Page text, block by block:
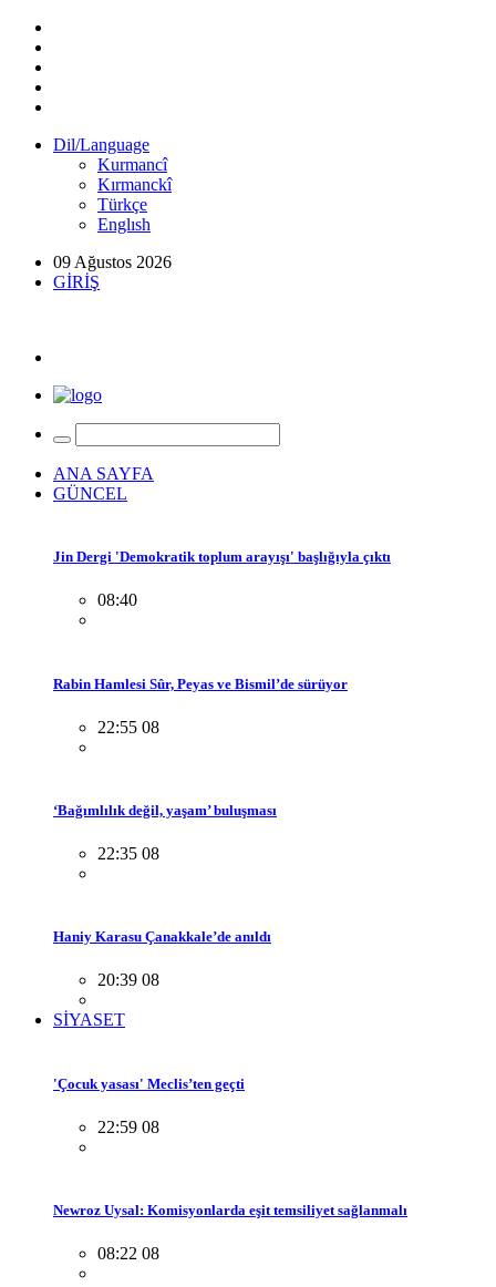
Dil/Language
Kurmancî
Kırmanckî
Türkçe
Englısh
09 Ağustos 2026
GİRİŞ
ANA SAYFA
GÜNCEL
Jin Dergi 'Demokratik toplum arayışı' başlığıyla çıktı
08:40
Rabin Hamlesi Sûr, Peyas ve Bismil’de sürüyor
22:55 08
‘Bağımlılık değil, yaşam’ buluşması
22:35 08
Haniy Karasu Çanakkale’de anıldı
20:39 08
SİYASET
'Çocuk yasası' Meclis’ten geçti
22:59 08
Newroz Uysal: Komisyonlarda eşit temsiliyet sağlanmalı
08:22 08